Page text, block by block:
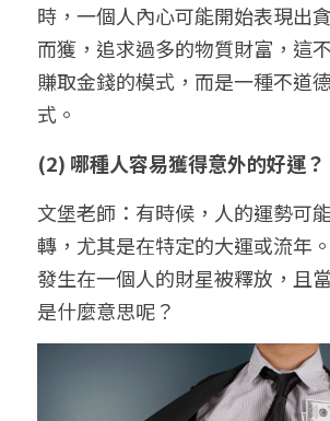
五行八字線上班
時，一個人內心可能開始表現出
而獲，追求過多的物質財富，這
賺取金錢的模式，而是一種不道
式。
(2) 哪種人容易獲得意外的好運？
文堡老師：有時候，人的運勢可
轉，尤其是在特定的大運或流年
發生在一個人的財星被釋放，且
是什麼意思呢？